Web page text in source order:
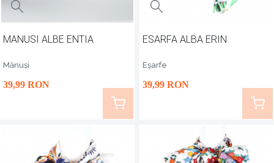
MANUSI ALBE ENTIA
Mănuși
39,99 RON
ESARFA ALBA ERIN
Eșarfe
39,99 RON